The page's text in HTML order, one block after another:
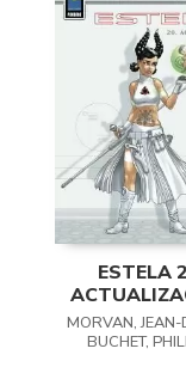
ESTELA
MORVAN,
BUCHET,